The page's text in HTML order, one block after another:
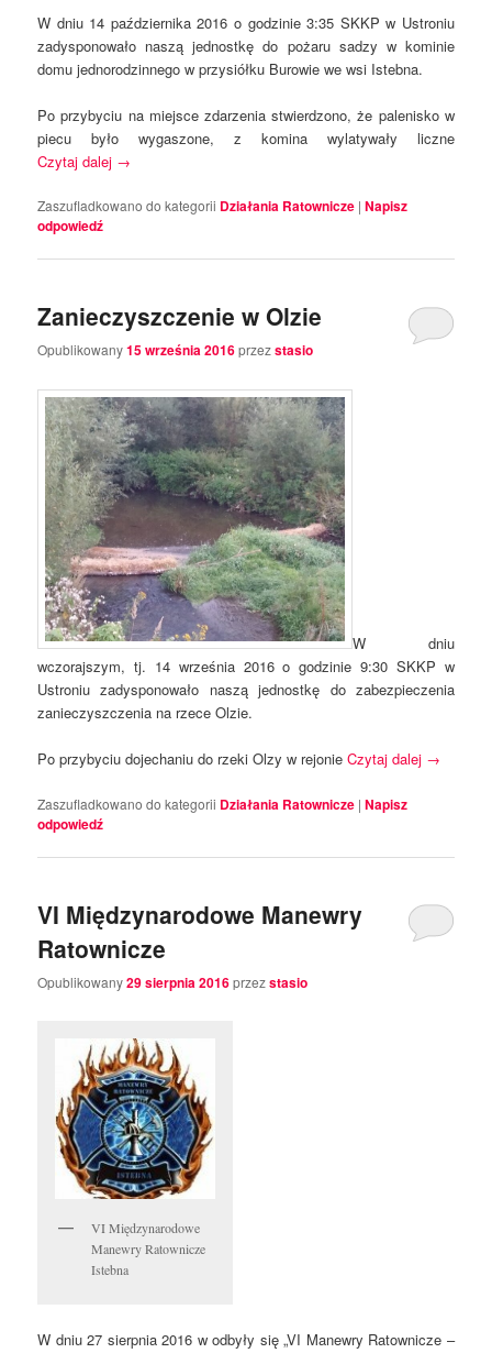
W dniu 14 października 2016 o godzinie 3:35 SKKP w Ustroniu
zadysponowało naszą jednostkę do pożaru sadzy w kominie
domu jednorodzinnego w przysiółku Burowie we wsi Istebna.
Po przybyciu na miejsce zdarzenia stwierdzono, że palenisko w
piecu było wygaszone, z komina wylatywały liczne
Czytaj dalej →
Zaszufladkowano do kategorii Działania Ratownicze | Napisz
odpowiedź
Zanieczyszczenie w Olzie
Opublikowany15 września 2016przezstasio
W dniu
wczorajszym, tj. 14 września 2016 o godzinie 9:30 SKKP w
Ustroniu zadysponowało naszą jednostkę do zabezpieczenia
zanieczyszczenia na rzece Olzie.
Po przybyciu dojechaniu do rzeki Olzy w rejonieCzytaj dalej →
Zaszufladkowano do kategorii Działania Ratownicze | Napisz
odpowiedź
VI Międzynarodowe Manewry
Ratownicze
Opublikowany29 sierpnia 2016przezstasio
VI Międzynarodowe
Manewry Ratownicze
Istebna
W dniu 27 sierpnia 2016 w odbyły się „VI Manewry Ratownicze –